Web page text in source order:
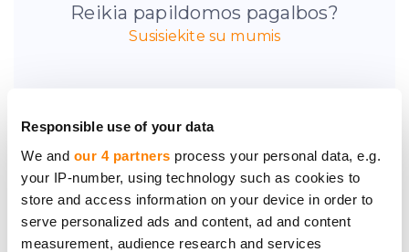
Responsible use of your data
We and our 4 partners process your personal data, e.g.
your IP-number, using technology such as cookies to
store and access information on your device in order to
serve personalized ads and content, ad and content
measurement, audience research and services
Reikia papildomos pagalbos?
Susisiekite su mumis
Pirmieji sužinokite
apie naujas
investavimo galimybes